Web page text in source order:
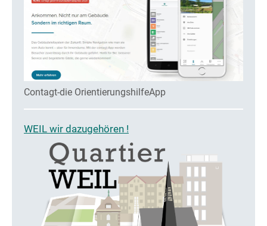
Contagt-die OrientierungshilfeApp
WEIL wir dazugehören !